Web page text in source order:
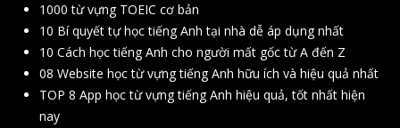
1000 từ vựng TOEIC cơ bản
10 Bí quyết tự học tiếng Anh tại nhà dễ áp dụng nhất
10 Cách học tiếng Anh cho người mất gốc từ A đến Z
08 Website học từ vựng tiếng Anh hữu ích và hiệu quả nhất
TOP 8 App học từ vựng tiếng Anh hiệu quả, tốt nhất hiện
nay